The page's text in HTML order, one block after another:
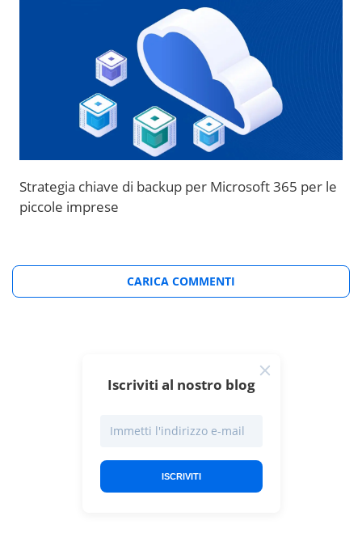
Strategia chiave di backup per Microsoft 365 per le
piccole imprese
CARICA COMMENTI
Iscriviti al nostro blog
ISCRIVITI